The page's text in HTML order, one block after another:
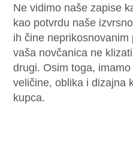
Ne vidimo naše zapise
kao potvrdu naše
ih čine
vaša novčanica ne
drugi. Osim toga,
veličine, oblika i dizajna
kupca.